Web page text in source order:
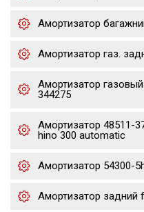
Амортизатор
Амортизатор газ.
Амортизатор
344275
Амортизатор 48511-
hino 300 automatic
Амортизатор 54300-
Амортизатор задний